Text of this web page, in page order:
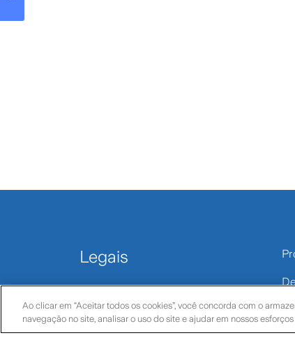
Legais
Política de privacidade
Ao clicar em “Aceitar todos os cookies”, você concorda com o
navegação no site, analisar o uso do site e ajudar em nossos